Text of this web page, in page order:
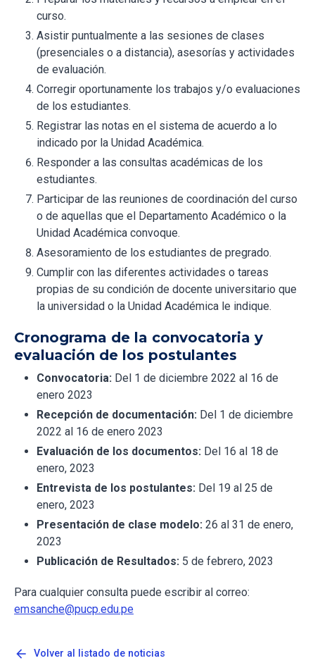
curso.
Asistir puntualmente a las sesiones de clases
(presenciales o a distancia), asesorías y actividades
de evaluación.
Corregir oportunamente los trabajos y/o evaluaciones
de los estudiantes.
Registrar las notas en el sistema de acuerdo a lo
indicado por la Unidad Académica.
Responder a las consultas académicas de los
estudiantes.
Participar de las reuniones de coordinación del curso
o de aquellas que el Departamento Académico o la
Unidad Académica convoque.
Asesoramiento de los estudiantes de pregrado.
Cumplir con las diferentes actividades o tareas
propias de su condición de docente universitario que
la universidad o la Unidad Académica le indique.
Cronograma de la convocatoria y
evaluación de los postulantes
Convocatoria: Del 1 de diciembre 2022 al 16 de
enero 2023
Recepción de documentación: Del 1 de diciembre
2022 al 16 de enero 2023
Evaluación de los documentos: Del 16 al 18 de
enero, 2023
Entrevista de los postulantes: Del 19 al 25 de
enero, 2023
Presentación de clase modelo: 26 al 31 de enero,
2023
Publicación de Resultados: 5 de febrero, 2023
Para cualquier consulta puede escribir al correo:
emsanche@pucp.edu.pe
arrow_back Volver al listado de noticias